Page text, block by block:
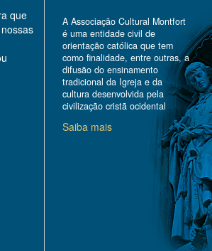
que
A Associação Cultural Montfort
é uma entidade civil de
orientação católica que tem
como finalidade, entre outras, a
difusão do ensinamento
tradicional da Igreja e da
cultura desenvolvida pela
civilização cristã ocidental
Saiba mais